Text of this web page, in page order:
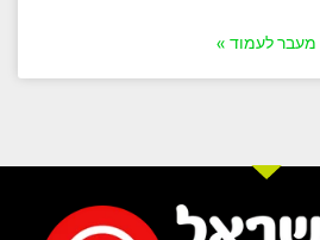
מעבר לעמוד »